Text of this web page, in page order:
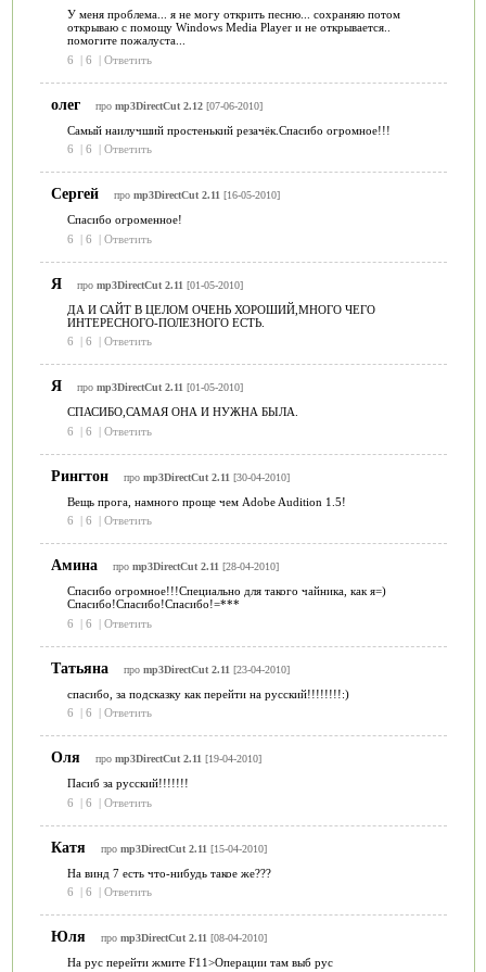
У меня проблема... я не могу открить песню... сохраняю потом
открываю с помощу Windows Media Player и не открывается..
помогите пожалуста...
6
| 6 | Ответить
олег про mp3DirectCut 2.12[07-06-2010]
Самый наилучший простенький резачёк.Спасибо огромное!!!
6
| 6 | Ответить
Сергей про mp3DirectCut 2.11 [16-05-2010]
Спасибо огроменное!
6
| 6 | Ответить
Я про mp3DirectCut 2.11 [01-05-2010]
ДА И САЙТ В ЦЕЛОМ ОЧЕНЬ ХОРОШИЙ,МНОГО ЧЕГО
ИНТЕРЕСНОГО-ПОЛЕЗНОГО ЕСТЬ.
6
| 6 | Ответить
Я про mp3DirectCut 2.11 [01-05-2010]
СПАСИБО,САМАЯ ОНА И НУЖНА БЫЛА.
6
| 6 | Ответить
Рингтон про mp3DirectCut 2.11 [30-04-2010]
Вещь прога, намного проще чем Adobe Audition 1.5!
6
| 6 | Ответить
Амина про mp3DirectCut 2.11 [28-04-2010]
Спасибо огромное!!!Специально для такого чайника, как я=)
Спасибо!Спасибо!Спасибо!=***
6
| 6 | Ответить
Татьяна про mp3DirectCut 2.11 [23-04-2010]
спасибо, за подсказку как перейти на русский!!!!!!!!:)
6
| 6 | Ответить
Оля про mp3DirectCut 2.11 [19-04-2010]
Пасиб за русский!!!!!!!
6
| 6 | Ответить
Катя про mp3DirectCut 2.11 [15-04-2010]
На винд 7 есть что-нибудь такое же???
6
| 6 | Ответить
Юля про mp3DirectCut 2.11 [08-04-2010]
На рус перейти жмите F11>Операции там выб рус